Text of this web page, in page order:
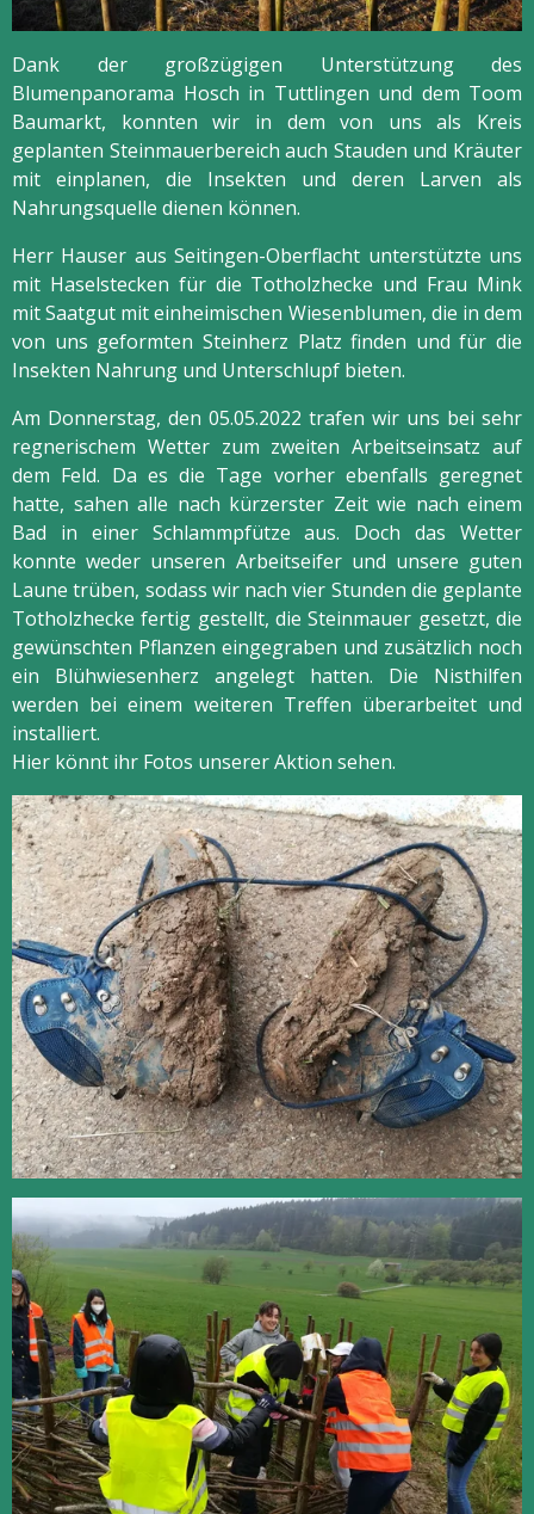
Dank der großzügigen Unterstützung des
Blumenpanorama Hosch in Tuttlingen und dem Toom
Baumarkt, konnten wir in dem von uns als Kreis
geplanten Steinmauerbereich auch Stauden und Kräuter
mit einplanen, die Insekten und deren Larven als
Nahrungsquelle dienen können.
Herr Hauser aus Seitingen-Oberflacht unterstützte uns
mit Haselstecken für die Totholzhecke und Frau Mink
mit Saatgut mit einheimischen Wiesenblumen, die in dem
von uns geformten Steinherz Platz finden und für die
Insekten Nahrung und Unterschlupf bieten.
Am Donnerstag, den 05.05.2022 trafen wir uns bei sehr
regnerischem Wetter zum zweiten Arbeitseinsatz auf
dem Feld. Da es die Tage vorher ebenfalls geregnet
hatte, sahen alle nach kürzerster Zeit wie nach einem
Bad in einer Schlammpfütze aus. Doch das Wetter
konnte weder unseren Arbeitseifer und unsere guten
Laune trüben, sodass wir nach vier Stunden die geplante
Totholzhecke fertig gestellt, die Steinmauer gesetzt, die
gewünschten Pflanzen eingegraben und zusätzlich noch
ein Blühwiesenherz angelegt hatten. Die Nisthilfen
werden bei einem weiteren Treffen überarbeitet und
installiert.
Hier könnt ihr Fotos unserer Aktion sehen.